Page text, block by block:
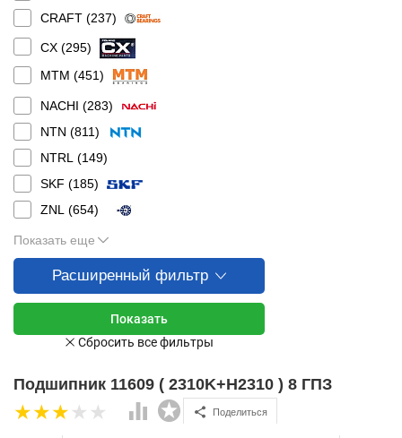
CRAFT (237)
CX (295)
MTM (451)
NACHI (283)
NTN (811)
NTRL (149)
SKF (185)
ZNL (654)
Показать еще
Расширенный фильтр
Подшипник 11609 ( 2310K+H2310 ) 8 ГПЗ
Поделиться